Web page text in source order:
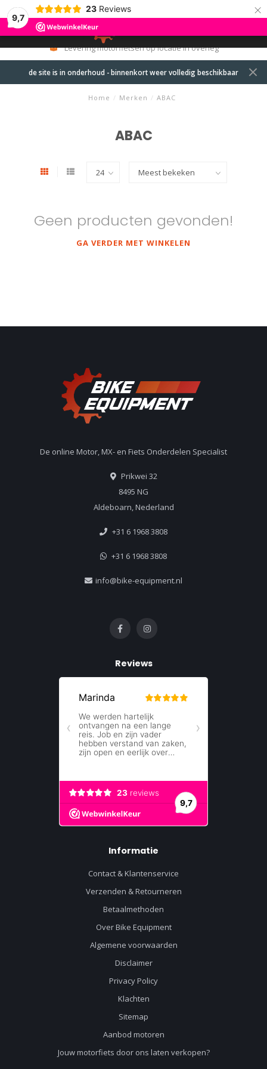
9,7
23 Reviews ×
MENU
0
Levering motorfietsen op locatie in overleg
de site is in onderhoud - binnenkort weer volledig beschikbaar
Home / Merken / ABAC
ABAC
Geen producten gevonden!
GA VERDER MET WINKELEN
De online Motor, MX- en Fiets Onderdelen Specialist
Prikwei 32
8495 NG
Aldeboarn, Nederland
+31 6 1968 3808
+31 6 1968 3808
info@bike-equipment.nl
Reviews
Informatie
Contact & Klantenservice
Verzenden & Retourneren
Betaalmethoden
Over Bike Equipment
Algemene voorwaarden
Disclaimer
Privacy Policy
Klachten
Sitemap
Aanbod motoren
Jouw motorfiets door ons laten verkopen?